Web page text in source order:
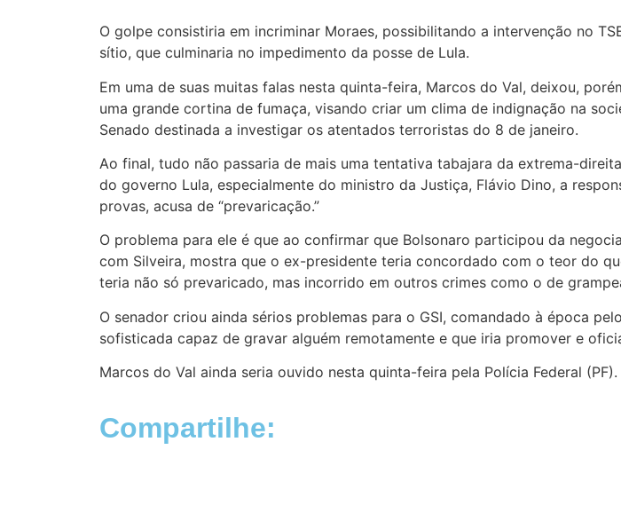
O golpe consistiria em incriminar Moraes, possibilitando a intervenção no
sítio, que culminaria no impedimento da posse de Lula.
Em uma de suas muitas falas nesta quinta-feira, Marcos do Val, deixou,
uma grande cortina de fumaça, visando criar um clima de indignação na
Senado destinada a investigar os atentados terroristas do 8 de janeiro.
Ao final, tudo não passaria de mais uma tentativa tabajara da extrema-
do governo Lula, especialmente do ministro da Justiça, Flávio Dino, a
provas, acusa de “prevaricação.”
O problema para ele é que ao confirmar que Bolsonaro participou da
com Silveira, mostra que o ex-presidente teria concordado com o teor do
teria não só prevaricado, mas incorrido em outros crimes como o de
O senador criou ainda sérios problemas para o GSI, comandado à época
sofisticada capaz de gravar alguém remotamente e que iria promover e
Marcos do Val ainda seria ouvido nesta quinta-feira pela Polícia Federal
Compartilhe: